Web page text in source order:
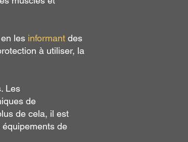
les informant des
à utiliser, la
Les
de
de cela, il est
de